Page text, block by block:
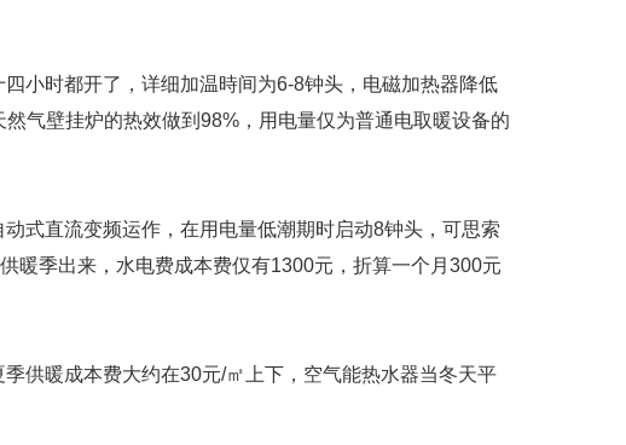
小时都开了，详细加温時间为6-8钟头，电磁加热器降低
气壁挂炉的热效做到98%，用电量仅为普通电取暖设备的
式直流变频运作，在用电量低潮期时启动8钟头，可思索
暖季出来，水电费成本费仅有1300元，折算一个月300元
供暖成本费大约在30元/㎡上下，空气能热水器当冬天平